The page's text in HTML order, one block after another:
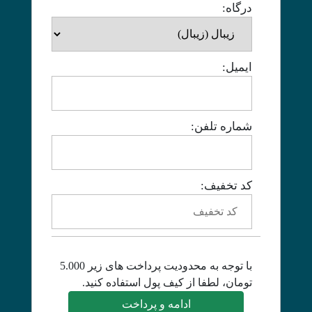
درگاه:
ایمیل:
شماره تلفن:
کد تخفیف:
با توجه به محدودیت پرداخت های زیر 5.000
تومان، لطفا از کیف پول استفاده کنید.
ادامه و پرداخت